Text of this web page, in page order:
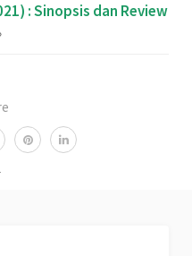
: Sinopsis dan Review